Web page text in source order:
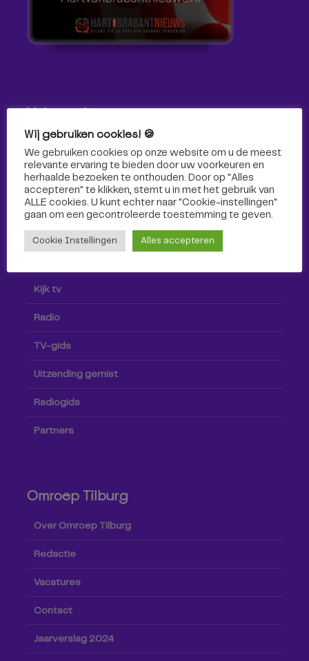
Volg ons!
Volg Omroep Tilburg niet alleen hier, maar ook via social
media!
Kijk tv
Radio
TV-gids
Uitzending gemist
Radiogids
Partners
Omroep Tilburg
Over Omroep Tilburg
Redactie
Vacatures
Contact
Jaarverslag 2024
Wij gebruiken cookies! 🍪
We gebruiken cookies op onze website om u de meest
relevante ervaring te bieden door uw voorkeuren en
herhaalde bezoeken te onthouden. Door op "Alles
accepteren" te klikken, stemt u in met het gebruik van
ALLE cookies. U kunt echter naar "Cookie-instellingen"
gaan om een ​​gecontroleerde toestemming te geven.
Cookie Instellingen Alles accepteren